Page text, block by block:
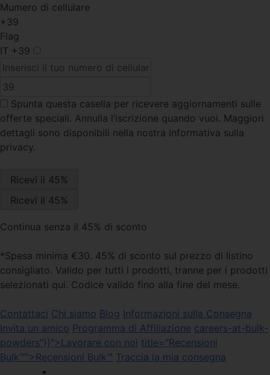
Mumero di cellulare
+39
Flag
IT +39
Spunta questa casella per ricevere aggiornamenti sulle
offerte speciali. Annulla l’iscrizione quando vuoi. Maggiori
dettagli sono disponibili nella nostra Informativa sulla
privacy.
Continua senza il 45% di sconto
*Spesa minima €30. 45% di sconto sul prezzo di listino
consigliato. Valido per tutti i prodotti, tranne per i prodotti
selezionati qui. Codice valido fino alla fine del mese.
Contattaci Chi siamo Blog Informazioni sulla Consegna
Invita un amico Programma di Affiliazione careers-at-bulk-
powders"}}">Lavorare con noi title="Recensioni
Bulk™">Recensioni Bulk™ Traccia la mia consegna